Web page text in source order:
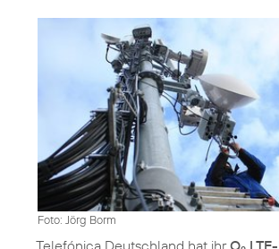
Foto: Jörg Borm